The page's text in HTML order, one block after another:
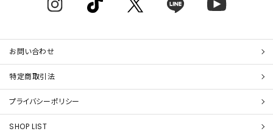
お問い合わせ
特定商取引法
プライバシーポリシー
SHOP LIST